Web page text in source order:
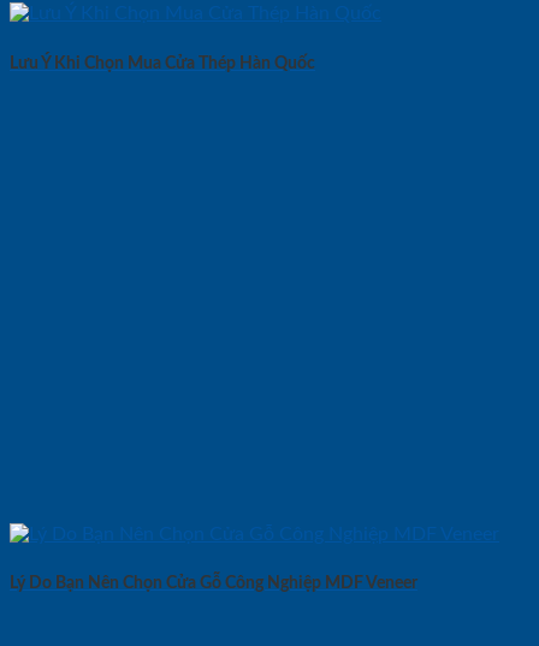
Lưu Ý Khi Chọn Mua Cửa Thép Hàn Quốc
Lý Do Bạn Nên Chọn Cửa Gỗ Công Nghiệp MDF Veneer